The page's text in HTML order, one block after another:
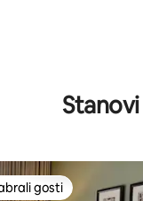
5, recenzija: 17
najviše rangiranima s
gosti